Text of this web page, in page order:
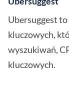
Ubersuggest to
kluczowych,
wyszukiwań,
kluczowych.